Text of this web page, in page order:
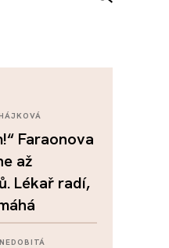
Faraonova
až
Lékař radí,